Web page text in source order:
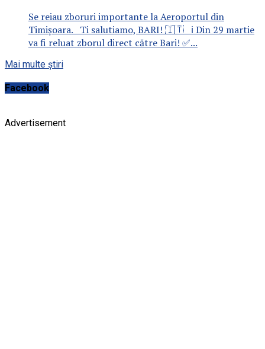
Se reiau zboruri importante la Aeroportul din
Timișoara. Ti salutiamo, BARI! 🇮🇹 ℹ️ Din 29 martie
va fi reluat zborul direct către Bari! ✅...
Mai multe știri
Facebook
Advertisement